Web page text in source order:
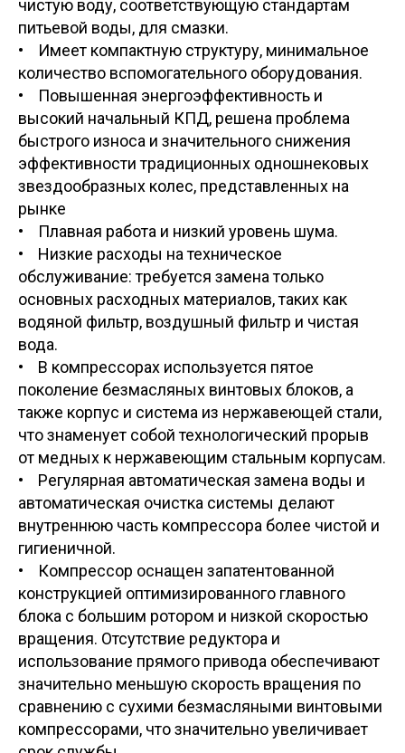
чистую воду, соответствующую стандартам
питьевой воды, для смазки.
• Имеет компактную структуру, минимальное
количество вспомогательного оборудования.
• Повышенная энергоэффективность и
высокий начальный КПД, решена проблема
быстрого износа и значительного снижения
эффективности традиционных одношнековых
звездообразных колес, представленных на
рынке
• Плавная работа и низкий уровень шума.
• Низкие расходы на техническое
обслуживание: требуется замена только
основных расходных материалов, таких как
водяной фильтр, воздушный фильтр и чистая
вода.
• В компрессорах используется пятое
поколение безмасляных винтовых блоков, а
также корпус и система из нержавеющей стали,
что знаменует собой технологический прорыв
от медных к нержавеющим стальным корпусам.
• Регулярная автоматическая замена воды и
автоматическая очистка системы делают
внутреннюю часть компрессора более чистой и
гигиеничной.
• Компрессор оснащен запатентованной
конструкцией оптимизированного главного
блока с большим ротором и низкой скоростью
вращения. Отсутствие редуктора и
использование прямого привода обеспечивают
значительно меньшую скорость вращения по
сравнению с сухими безмасляными винтовыми
компрессорами, что значительно увеличивает